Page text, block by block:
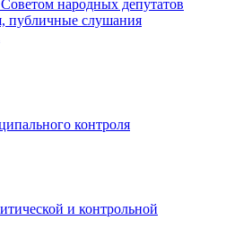
народных депутатов
публичные слушания
контроля
и контрольной